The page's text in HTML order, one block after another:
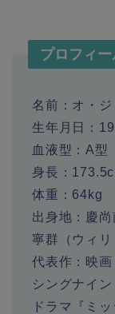
プロフィー
名前： オ・
生年月日
：
血液型 ：A型
身長 ：
体重 ： 64kg
出身地 ：慶
寧群（ウィリ
代表作 ：映
シングナイン
ドラマ『ミ